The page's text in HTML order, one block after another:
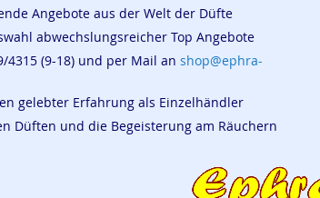
Angebote aus der Welt der Düfte
abwechslungsreicher Top Angebote
4315 (9-18) und per Mail an shop@ephra-
gelebter Erfahrung als Einzelhändler
Düften und die Begeisterung am Räuchern